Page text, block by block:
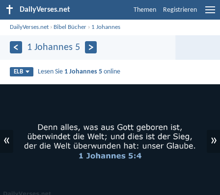
DailyVerses.net Themen Registrieren
DailyVerses.net › Bibel Bücher › 1 Johannes
1 Johannes 5
ELB Lesen Sie 1 Johannes 5 online
« »